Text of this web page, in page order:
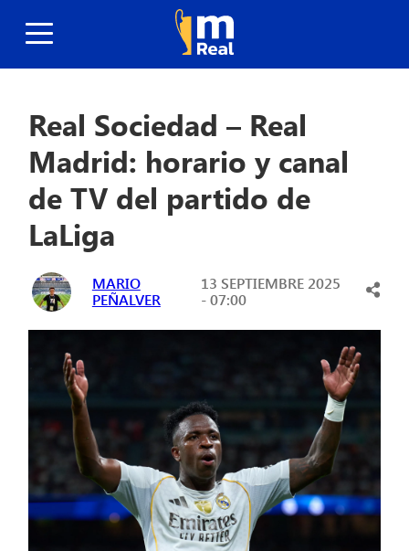
Real Sociedad – Real
Madrid: horario y canal
de TV del partido de
LaLiga
MARIO
PEÑALVER
13 SEPTIEMBRE 2025
- 07:00